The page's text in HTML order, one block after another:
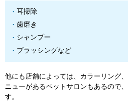
耳掃除
歯磨き
シャンプー
ブラッシングなど
他にも店舗によっては、カラーリング
ニューがあるペットサロンもあるので
す。